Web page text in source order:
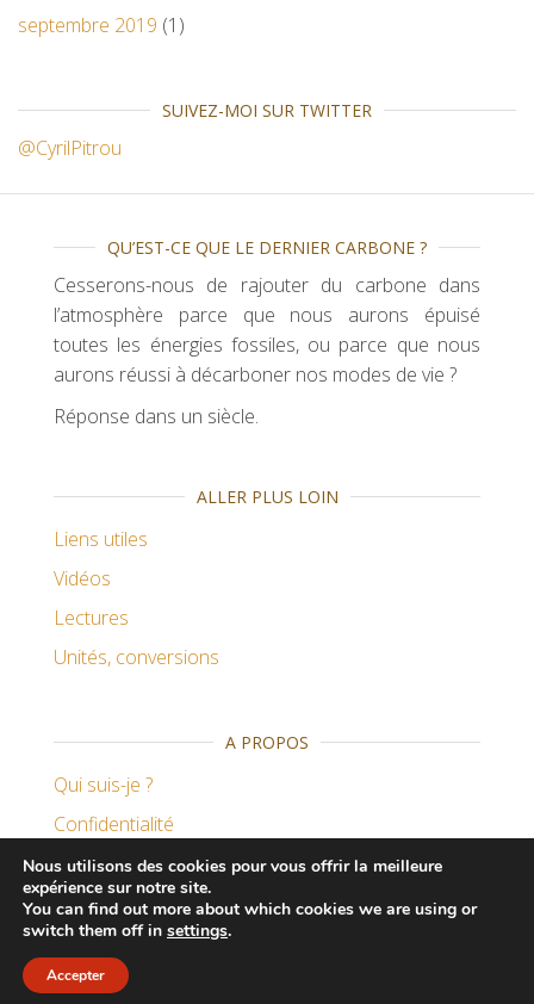
septembre 2019 (1)
SUIVEZ-MOI SUR TWITTER
@CyrilPitrou
QU’EST-CE QUE LE DERNIER CARBONE ?
Cesserons-nous de rajouter du carbone dans
l’atmosphère parce que nous aurons épuisé
toutes les énergies fossiles, ou parce que nous
aurons réussi à décarboner nos modes de vie ?
Réponse dans un siècle.
ALLER PLUS LOIN
Liens utiles
Vidéos
Lectures
Unités, conversions
A PROPOS
Qui suis-je ?
Confidentialité
Remerciements
Fièrement propulsé par
Nous utilisons des cookies pour vous offrir la meilleure
expérience sur notre site.
You can find out more about which cookies we are using or
switch them off in settings.
Accepter